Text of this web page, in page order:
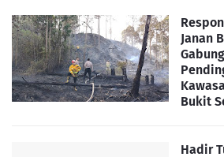
Janan
Bukit
Hadir